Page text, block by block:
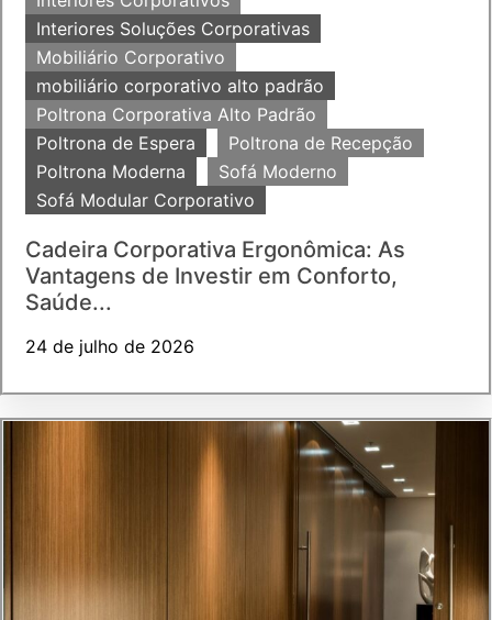
Interiores Soluções Corporativas
Mobiliário Corporativo
mobiliário corporativo alto padrão
Poltrona Corporativa Alto Padrão
Poltrona de Espera
Poltrona de Recepção
Poltrona Moderna
Sofá Moderno
Sofá Modular Corporativo
Cadeira Corporativa Ergonômica: As
Vantagens de Investir em Conforto,
Saúde...
24 de julho de 2026